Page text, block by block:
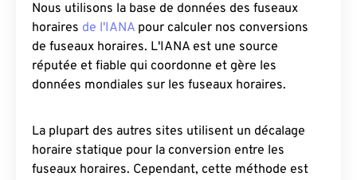
Nous utilisons la base de données des fuseaux
horaires de l'IANA pour calculer nos conversions
de fuseaux horaires. L'IANA est une source
réputée et fiable qui coordonne et gère les
données mondiales sur les fuseaux horaires.
La plupart des autres sites utilisent un décalage
horaire statique pour la conversion entre les
fuseaux horaires. Cependant, cette méthode est